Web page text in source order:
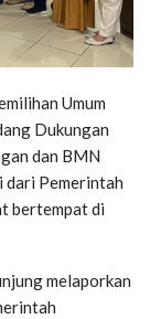
Umum
Dukungan
dan BMN
dari Pemerintah
bertempat di
melaporkan